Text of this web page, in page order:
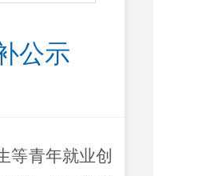
公示
等青年就业创